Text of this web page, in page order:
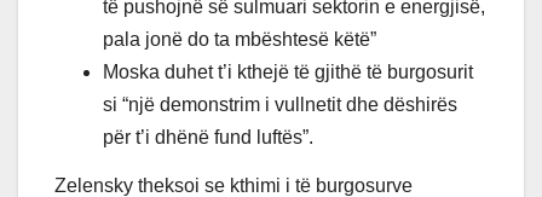
të pushojnë së sulmuari sektorin e energjisë,
pala jonë do ta mbështesë këtë”
Moska duhet t’i kthejë të gjithë të burgosurit
si “një demonstrim i vullnetit dhe dëshirës
për t’i dhënë fund luftës”.
Zelensky theksoi se kthimi i të burgosurve